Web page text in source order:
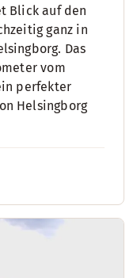
Blick auf den
ganz in
Das
vom
perfekter
Helsingborg